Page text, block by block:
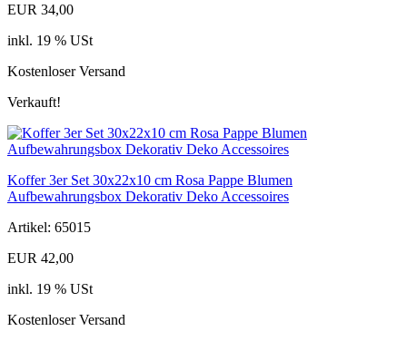
EUR 34,00
inkl. 19 % USt
Kostenloser Versand
Verkauft!
Koffer 3er Set 30x22x10 cm Rosa Pappe Blumen
Aufbewahrungsbox Dekorativ Deko Accessoires
Artikel: 65015
EUR 42,00
inkl. 19 % USt
Kostenloser Versand